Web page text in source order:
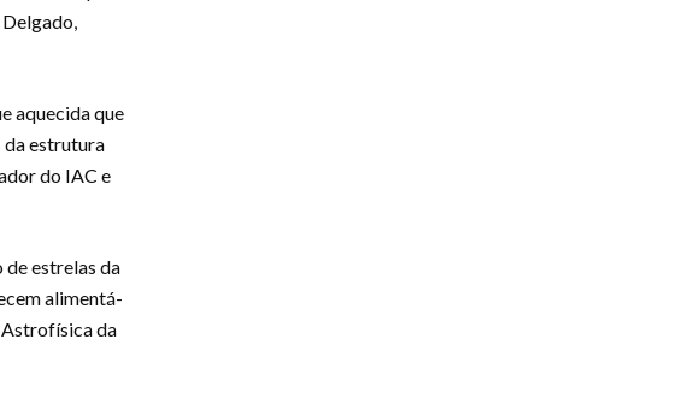
aquecida que
da estrutura
do IAC e
de estrelas da
alimentá-
Astrofísica da